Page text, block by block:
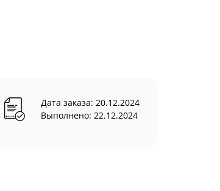
Дата заказа: 20.12.2024
Выполнено: 22.12.2024